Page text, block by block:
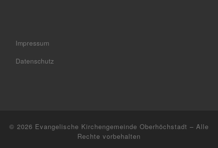
Impressum
Datenschutz
© 2026 Evangelische Kirchengemeinde Oberhöchstadt – Alle
Rechte vorbehalten